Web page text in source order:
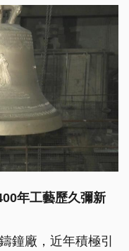
年工藝歷久彌新
鐘廠，近年積極引